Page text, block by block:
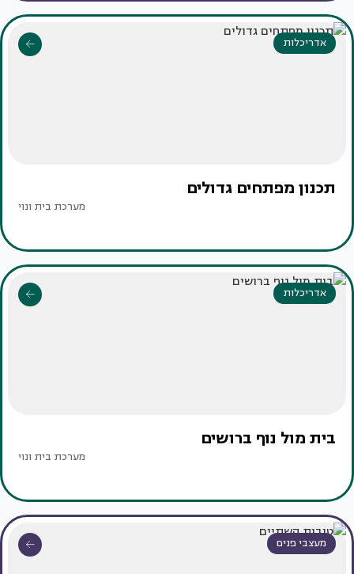
אדריכלות
תכנון מפתחים גדולים
מערכת בית ונוי
אדריכלות
בית מול נוף ברושים
מערכת בית ונוי
מעצבי פנים